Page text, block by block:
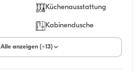
Küchenausstattung
Kabinendusche
Alle anzeigen (+13)